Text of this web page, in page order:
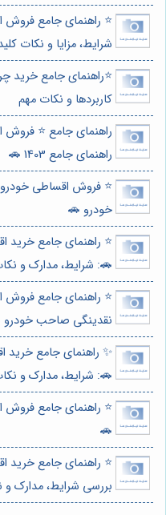
⭐️ راهنمای جامع فروش
شرایط، مزایا و نکات
⭐️راهنمای جامع خرید
کاربردها و نکات مهم
راهنمای جامع ⭐️ فروش
راهنمای جامع 1403 🚗
⭐️ فروش اقساطی
خودرو 🚗
⭐️ راهنمای جامع خرید
🚗: شرایط، مدارک و
⭐️ راهنمای جامع
نقدینگی صاحب خودرو
✨ راهنمای جامع خرید
🚗: شرایط، مدارک و
⭐️ راهنمای جامع فروش
🚗
⭐️ راهنمای جامع خرید
بررسی شرایط، مدارک